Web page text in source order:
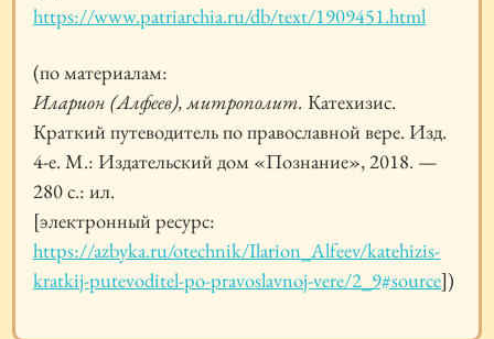
https://www.patriarchia.ru/db/text/1909451.html
(по материалам:
Иларион (Алфеев), митрополит. Катехизис.
Краткий путеводитель по православной вере. Изд.
4-е. М.: Издательский дом «Познание», 2018. —
280 с.: ил.
[электронный ресурс:
https://azbyka.ru/otechnik/Ilarion_Alfeev/katehizis-
kratkij-putevoditel-po-pravoslavnoj-vere/2_9#source])